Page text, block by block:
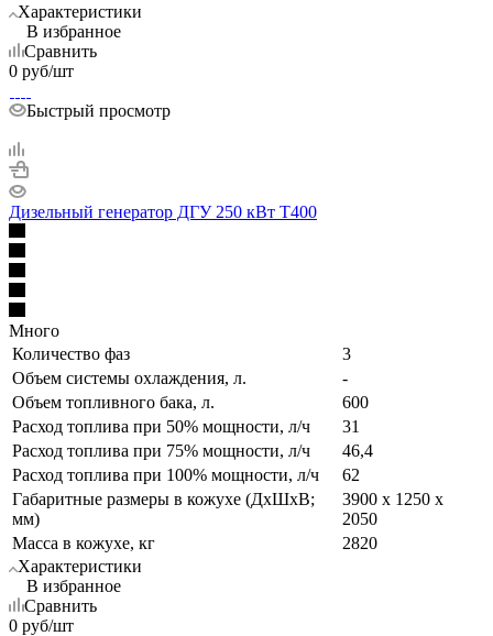
Характеристики
В избранное
Сравнить
0 руб/шт
Быстрый просмотр
Дизельный генератор ДГУ 250 кВт Т400
Много
Количество фаз
3
Объем системы охлаждения, л.
-
Объем топливного бака, л.
600
Расход топлива при 50% мощности, л/ч
31
Расход топлива при 75% мощности, л/ч
46,4
Расход топлива при 100% мощности, л/ч
62
Габаритные размеры в кожухе (ДхШхВ;
мм)
3900 х 1250 х
2050
Масса в кожухе, кг
2820
Характеристики
В избранное
Сравнить
0 руб/шт